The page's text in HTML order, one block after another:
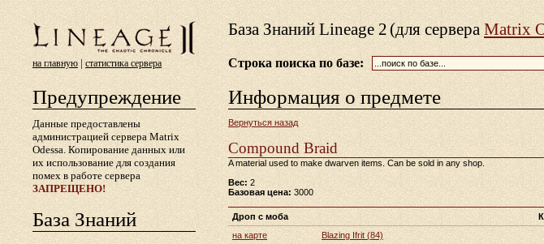
на главную | статистика сервера
База Знаний Lineаge 2(для сервера Matrix
Строка поиска по базе:
Предупреждение
Данные предоставлены
администрацией сервера Matrix
Odessa. Копирование данных или
их использование для создания
помех в работе сервера
ЗАПРЕЩЕНО!
База Знаний
Информация о предмете
Вернуться назад
Compound Braid
A material used to make dwarven items. Can be sold in any shop.
Вес: 2
Базовая цена: 3000
Дроп с моба
на карте
Blazing Ifrit (84)